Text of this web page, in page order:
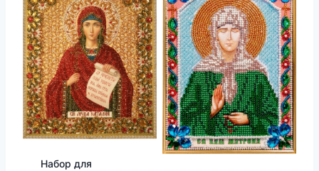
Набор для